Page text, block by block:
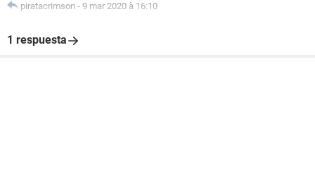
piratacrimson - 9 mar 2020 à 16:10
1 respuesta